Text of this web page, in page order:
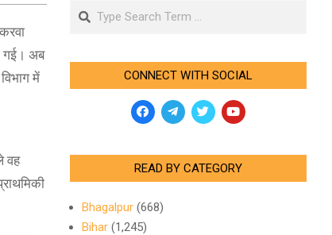
गई। अब
में
वह
Search
CONNECT WITH SOCIAL
READ BY CATEGORY
Bhagalpur(668)
Bihar(1,245)